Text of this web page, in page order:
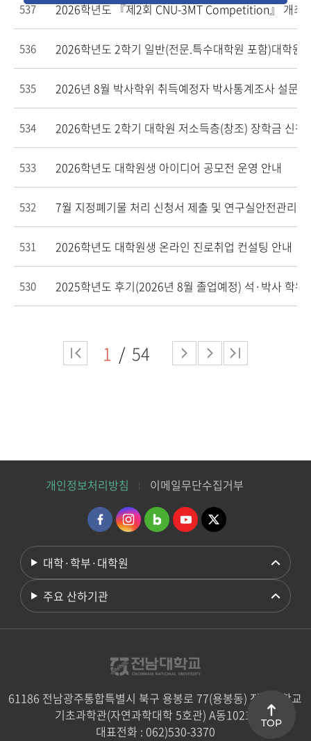
537 2026학년도 『제2회 CNU-3MT Competition』 개최
536 2026학년도 2학기 일반(전문.특수대학원 포함)대학원
535 2026년 8월 박사학위 취득예정자 박사통계조사 설문
534 2026학년도 2학기 대학원 저소득층(창조) 장학금 신청
533 2026학년도 대학원생 아이디어 공모전 운영 안내
532 7월 지정폐기물 처리 신청서 제출 및 연구실안전관리
531 2026학년도 대학원생 온라인 진로취업 컨설팅 안내
530 2025학년도 후기(2026년 8월 졸업예정) 석·박사 학위
1 54
개인정보처리방침 이메일무단수집거부
대학·학부·대학원
주요 산하기관
61186 전남광주통합특별시 북구 용봉로 77(용봉동) 전남대학교
기초과학관(자연과학대학 5호관) A동102호
대표전화 : 062)530-3370
TOP